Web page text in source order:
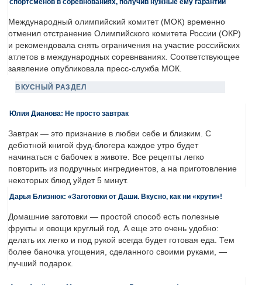
спортсменов в соревнованиях, получив нужные ему гарантии
Международный олимпийский комитет (МОК) временно
отменил отстранение Олимпийского комитета России (ОКР)
и рекомендовала снять ограничения на участие российских
атлетов в международных соревнваниях. Соответствующее
заявление опубликовала пресс-служба МОК.
ВКУСНЫЙ РАЗДЕЛ
Юлия Дианова: Не просто завтрак
Завтрак — это признание в любви себе и близким. С
дебютной книгой фуд-блогера каждое утро будет
начинаться с бабочек в животе. Все рецепты легко
повторить из подручных ингредиентов, а на приготовление
некоторых блюд уйдет 5 минут.
Дарья Близнюк: «Заготовки от Даши. Вкусно, как ни «крути»!
Домашние заготовки — простой способ есть полезные
фрукты и овощи круглый год. А еще это очень удобно:
делать их легко и под рукой всегда будет готовая еда. Тем
более баночка угощения, сделанного своими руками, —
лучший подарок.